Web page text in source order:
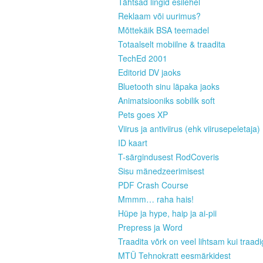
Reklaam või uurimus?
Mõttekäik BSA teemadel
Totaalselt mobiilne & traadita
TechEd 2001
Editorid DV jaoks
Bluetooth sinu läpaka jaoks
Animatsiooniks sobilik soft
Pets goes XP
Viirus ja antiviirus (ehk viirusepeletaja)
ID kaart
T-särgindusest RodCoveris
Sisu mänedzeerimisest
PDF Crash Course
Mmmm… raha hais!
Hüpe ja hype, haip ja ai-pii
Prepress ja Word
Traadita võrk on veel lihtsam kui
MTÜ Tehnokratt eesmärkidest